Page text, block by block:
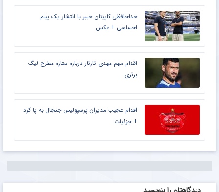
خداحافظی کاپیتان خیبر با انتشار یک پیام
احساسی + عکس
اقدام مهم مهدی تارتار درباره ستاره مطرح لیگ
برتری
اقدام عجیب مدیران پرسپولیس جنجال به پا کرد
+ جزئیات